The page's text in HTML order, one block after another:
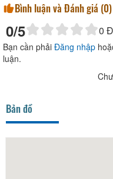
Bình luận và Đánh giá (0)
0/5 0
Bạn cần phải Đăng nhập
luận.
Bản đồ